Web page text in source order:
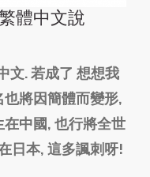
體中文說
文. 若成了 想想我
將因簡體而變形,
中國, 也行將全世
日本, 這多諷刺呀!